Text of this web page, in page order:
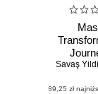
BERT
and
Savaş
(89,25 zł